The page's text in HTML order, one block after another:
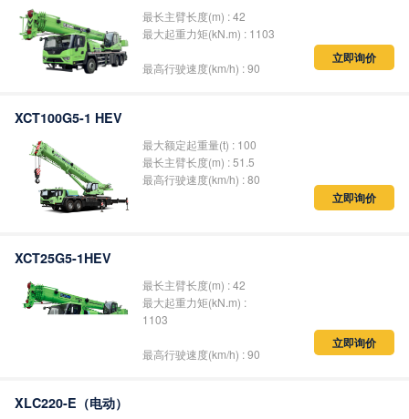
最长主臂长度(m) : 42
最大起重力矩(kN.m) : 1103
最高行驶速度(km/h) : 90
立即询价
XCT100G5-1 HEV
最大额定起重量(t) : 100
最长主臂长度(m) : 51.5
最高行驶速度(km/h) : 80
立即询价
XCT25G5-1HEV
最长主臂长度(m) : 42
最大起重力矩(kN.m) :
1103
最高行驶速度(km/h) : 90
立即询价
XLC220-E（电动）